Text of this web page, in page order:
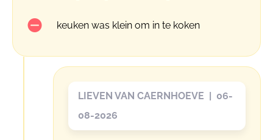
keuken was klein om in te koken
LIEVEN VAN CAERNHOEVE | 06-
08-2026